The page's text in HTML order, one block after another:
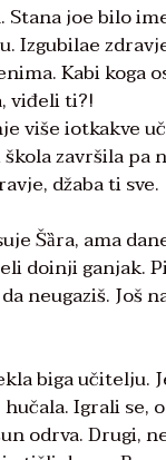
joe bilo
Izgubilae
Kabi koga
viđeli ti?!
više iotkakve
škola završila
džaba ti sve.
Šȁra, ama
doinji ganjak.
neugaziš. Još
biga učitelju.
Igrali se,
odrva. Drugi,